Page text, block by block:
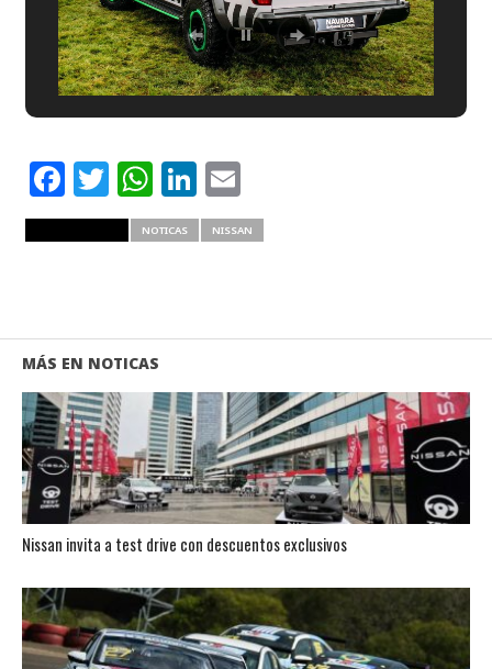
Facebook
Twitter
WhatsApp
LinkedIn
Email
NOTICAS NISSAN
MÁS EN NOTICAS
Nissan invita a test drive con descuentos exclusivos